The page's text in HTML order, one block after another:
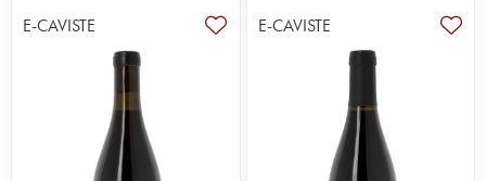
E-CAVISTE E-CAVISTE